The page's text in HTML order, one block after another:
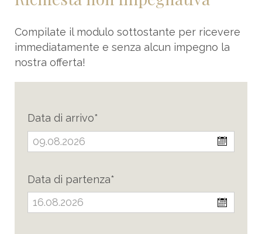
Compilate il modulo sottostante per ricevere
immediatamente e senza alcun impegno la
nostra offerta!
Data di arrivo*
Data di partenza*